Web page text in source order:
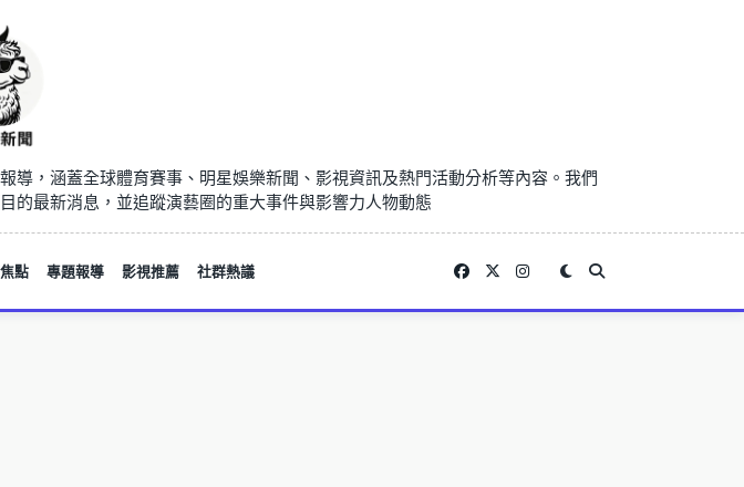
，涵蓋全球體育賽事、明星娛樂新聞、影視資訊及熱門活動分析等內容。我們
的最新消息，並追蹤演藝圈的重大事件與影響力人物動態
點 專題報導 影視推薦 社群熱議